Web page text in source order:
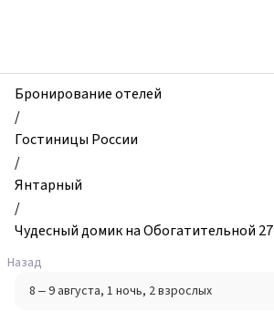
дома,
Чудесный
домик
на
Обогатительной
27,
Янтарный,
Россия
Бронирование отелей
/
Гостиницы России
/
Янтарный
/
Чудесный домик на Обогатительной 27
Назад
8 – 9 августа, 1 ночь, 2 взрослых